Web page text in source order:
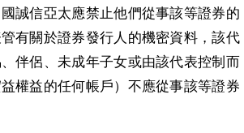
誠信亞太應禁止他們從事該等證券的
有關於證券發行人的機密資料，該代
伴侶、未成年子女或由該代表控制而
權益的任何帳戶）不應從事該等證券